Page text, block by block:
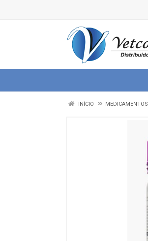
INÍCIO MEDICAMENTOS